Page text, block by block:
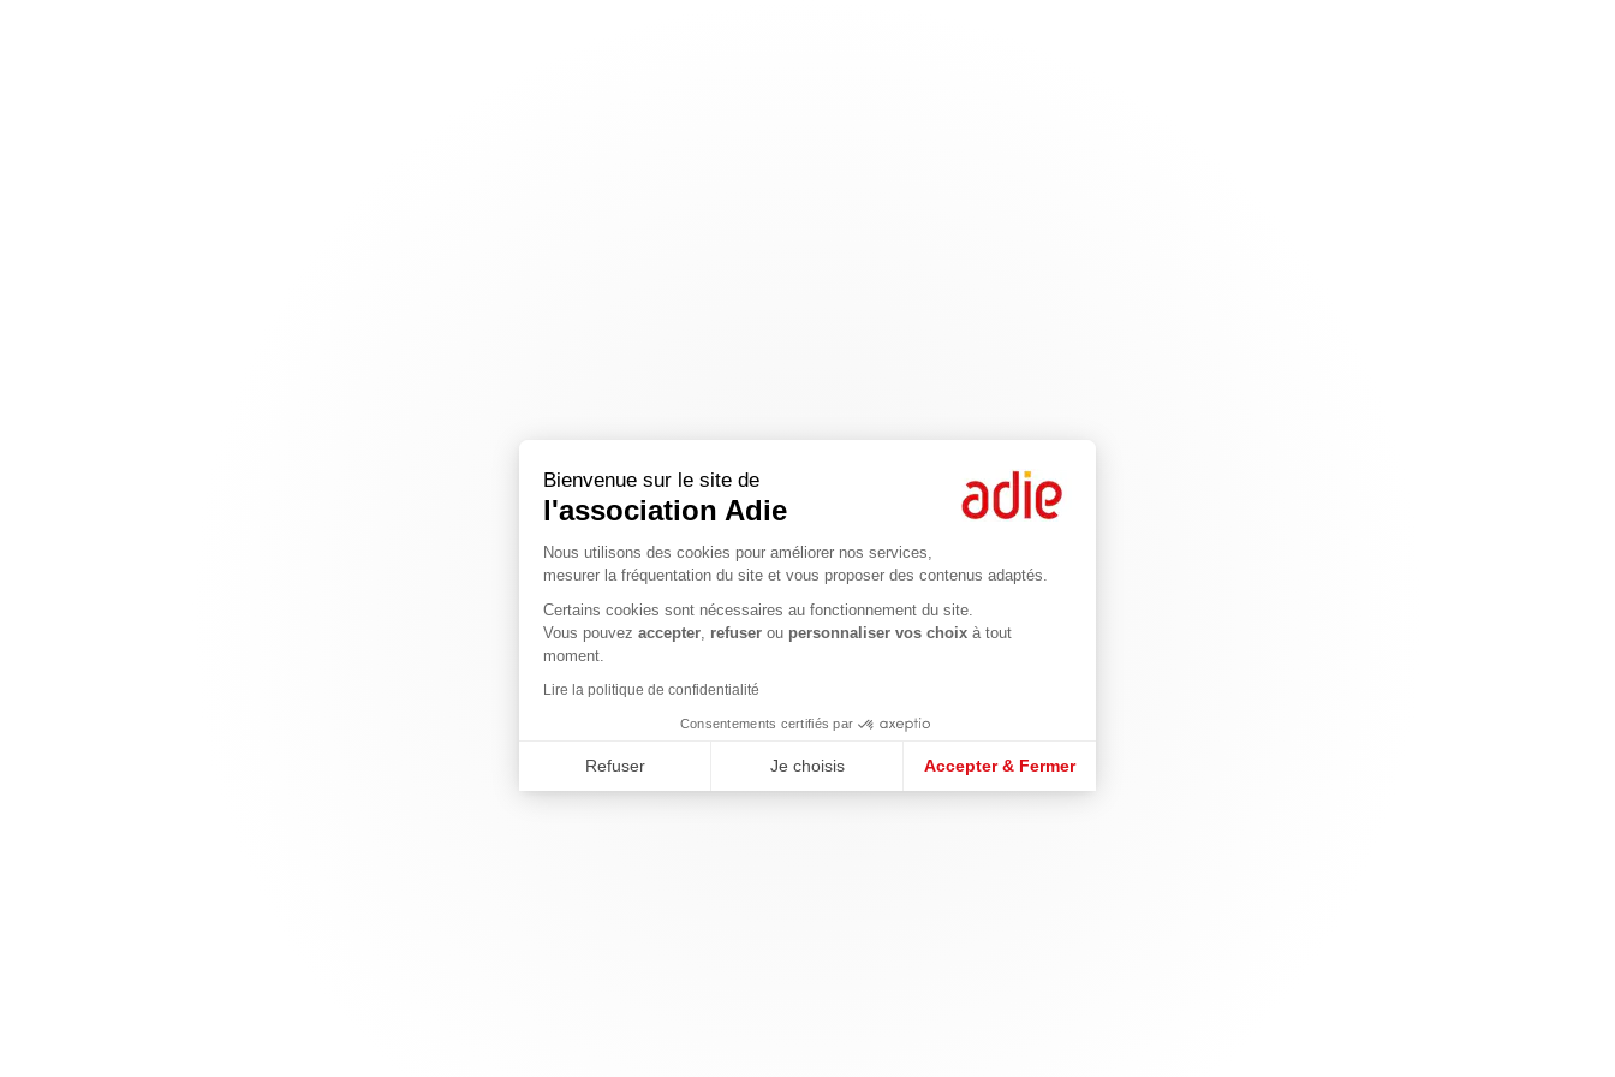
Bienvenue sur le site de
l'association Adie
Nous utilisons des cookies pour améliorer nos services,
mesurer la fréquentation du site et vous proposer des contenus adaptés.
Certains cookies sont nécessaires au fonctionnement du site.
Vous pouvez accepter, refuser ou personnaliser vos choix à tout
moment.
Lire la politique de confidentialité
Consentements certifiés par
Refuser Je choisis Accepter & Fermer
Axeptio consent